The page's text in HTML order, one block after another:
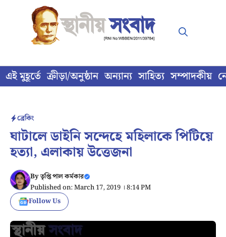
content
এই মুহূর্তে ক্রীড়া/অনুষ্ঠান অন্যান্য সাহিত্য সম্পাদকীয়
ব্রেকিং
ঘাটালে ডাইনি সন্দেহে মহিলাকে পিটিয়ে
হত্যা, এলাকায় উত্তেজনা
Byতৃপ্তি পাল কর্মকার
Published on: March 17, 2019 । 8:14 PM
Follow Us